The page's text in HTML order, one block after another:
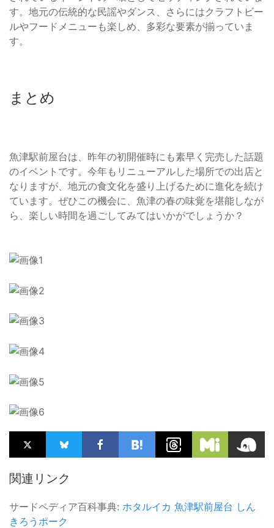
す。地元の伝統的な民謡やダンス、さらにはクラフトビー
ルやフードメニューも楽しめ、多彩な要素が揃っていま
す。
まとめ
魚津駅前屋台は、昨年の初開催時にも素早く完売した話題
のイベントです。今年もリニューアルした場所での出店と
なりますが、地元の食文化を盛り上げるために進化を続け
ています。ぜひこの機会に、魚津の春の味覚を堪能しなが
ら、楽しい時間を過ごしてみてはいかがでしょうか？
関連リンク
サードペディア百科事典: ホタルイカ 魚津駅前屋台 しん
きろうポーク